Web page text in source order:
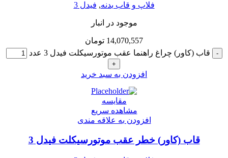
فلاپ و قاب بدنه, فیدل 3
موجود در انبار
14,070,557 تومان
- قاب (کاور) چراغ راهنما عقب موتورسیکلت فیدل 3 عدد
+
افزودن به سبد خرید
مقایسه
مشاهده سریع
افزودن به علاقه مندی
قاب (کاور) خطر عقب موتورسیکلت فیدل 3